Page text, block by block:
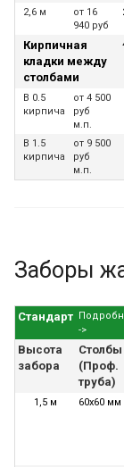
2,6 м
от 16
940 руб
Кирпичная
кладки между
столбами
В 0.5
кирпича
от 4 500
руб
м.п.
В 1.5
кирпича
от 9 500
руб
м.п.
Заборы
Стандарт
->
Высота
забора
Столбы
(Проф.
труба)
1,5 м 60х60 мм